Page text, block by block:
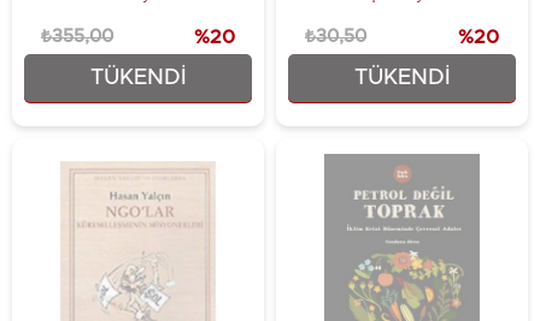
TÜKENDI
₺284,00
₺355,00 %20
TÜKENDI
₺24,40
₺30,50 %20